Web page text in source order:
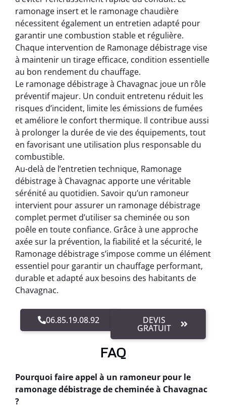
ramonage insert et le ramonage chaudière
nécessitent également un entretien adapté pour
garantir une combustion stable et régulière.
Chaque intervention de Ramonage débistrage vise
à maintenir un tirage efficace, condition essentielle
au bon rendement du chauffage.
Le ramonage débistrage à Chavagnac joue un rôle
préventif majeur. Un conduit entretenu réduit les
risques d’incident, limite les émissions de fumées
et améliore le confort thermique. Il contribue aussi
à prolonger la durée de vie des équipements, tout
en favorisant une utilisation plus responsable du
combustible.
Au-delà de l’entretien technique, Ramonage
débistrage à Chavagnac apporte une véritable
sérénité au quotidien. Savoir qu’un ramoneur
intervient pour assurer un ramonage débistrage
complet permet d’utiliser sa cheminée ou son
poêle en toute confiance. Grâce à une approche
axée sur la prévention, la fiabilité et la sécurité, le
Ramonage débistrage s’impose comme un élément
essentiel pour garantir un chauffage performant,
durable et adapté aux besoins des habitants de
Chavagnac.
06.85.19.08.92 DEVIS
GRATUIT
FAQ
Pourquoi faire appel à un ramoneur pour le
ramonage débistrage de cheminée à Chavagnac
?